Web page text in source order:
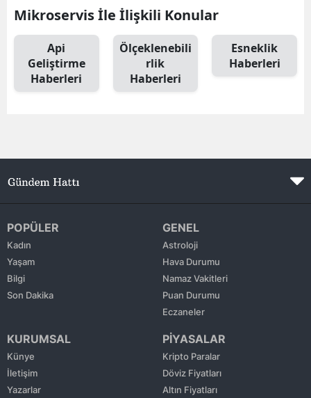
Çorum
Diyarbakır
Erzincan
Gaziantep
Giresun
Gümüşhane
Hakkari
Hatay
Isparta
Mikroservis İle İlişkili Konular
Api
Geliştirme
Haberleri
Ölçeklenebili
rlik
Haberleri
Esneklik
Haberleri
POPÜLER
Kadın
Yaşam
Bilgi
Son Dakika
GENEL
Astroloji
Hava Durumu
Namaz Vakitleri
Puan Durumu
Eczaneler
KURUMSAL
Künye
İletişim
Yazarlar
PİYASALAR
Kripto Paralar
Döviz Fiyatları
Altın Fiyatları